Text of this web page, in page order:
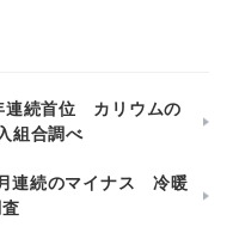
連続首位 カリウムの
組合調べ
連続のマイナス 冷暖